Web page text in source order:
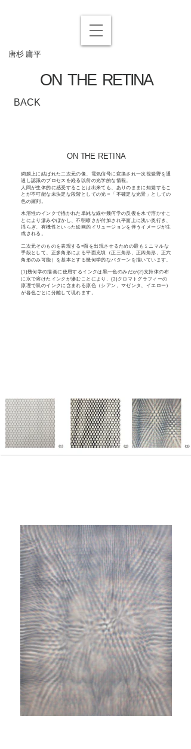
​ 唐杉 庸平
ON THE RETINA
BACK
ON THE RETINA
網膜上に結ばれた二次元の像、電気信号に変換され一次視覚野を通
過し認識のプロセスを経る以前の光学的な情報。
人間が生体的に感受することは出来ても、ありのままに知覚するこ
とが不可能な未決定な段階としての光＝「不確定な光景」としての
色の羅列。
水溶性のインクで描かれた単純な線や幾何学の反復を水で溶かすこ
とにより滲みやぼかし、不明瞭さが付加され平面上に浅い奥行き、
揺らぎ、有機性といった絵画的イリュージョンを伴うイメージが生
成される。
二次元そのものを表現する=面を出現させるための最もミニマルな
手段として、正多角形による平面充填（正三角形、正四角形、正六
角形のみ可能）を基本とする幾何学的なパターンを描いています。
​(1)幾何学の描画に使用するインクは黒一色のみだが(2)支持体の布
に水で溶けたインクが滲むことにより、(3)クロマトグラフィーの
原理で黒のインクに含まれる原色（シアン、マゼンタ、イエロー）
が各色ごとに分離して現れます。